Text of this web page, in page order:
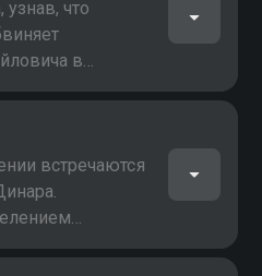
узнав, что
в
считает, что
сама могла
где ей лечиться
встречаются
запрещает